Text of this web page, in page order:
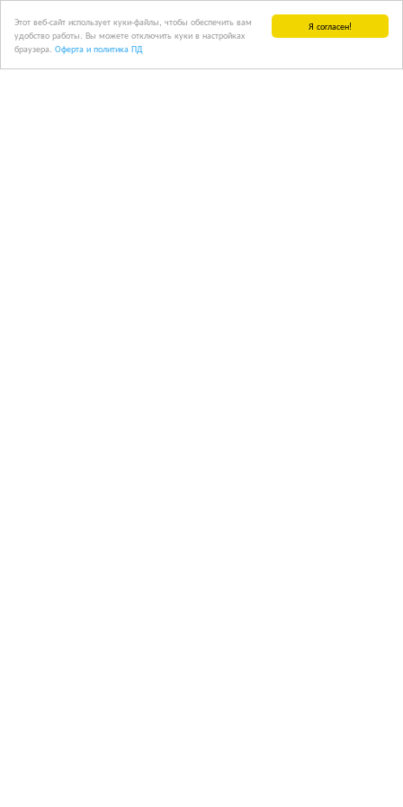
Я согласен!
Этот веб-сайт использует куки-файлы, чтобы обеспечить вам
удобство работы. Вы можете отключить куки в настройках
браузера. Оферта и политика ПД